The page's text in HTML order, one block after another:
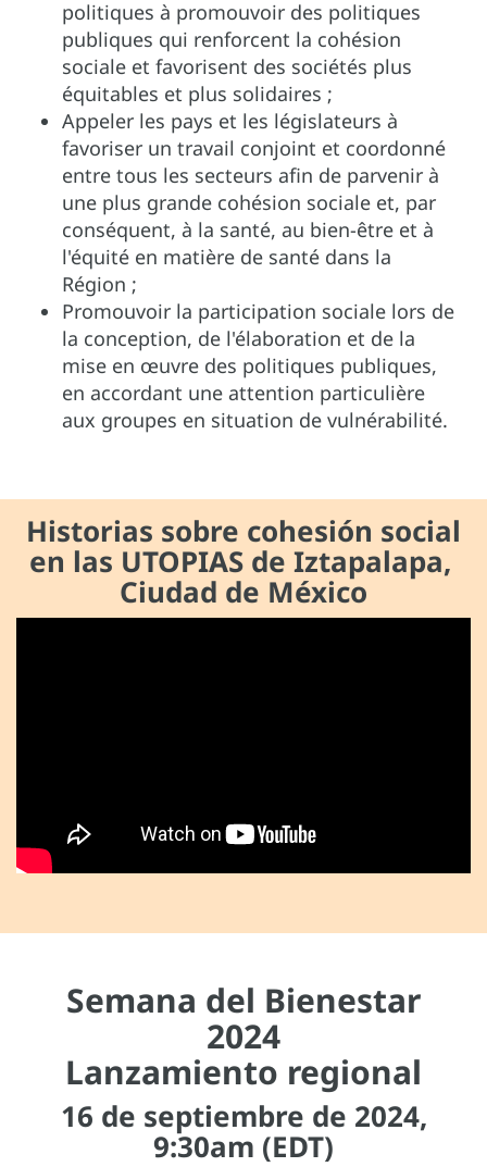
politiques à promouvoir des politiques
publiques qui renforcent la cohésion
sociale et favorisent des sociétés plus
équitables et plus solidaires ;
Appeler les pays et les législateurs à
favoriser un travail conjoint et coordonné
entre tous les secteurs afin de parvenir à
une plus grande cohésion sociale et, par
conséquent, à la santé, au bien-être et à
l'équité en matière de santé dans la
Région ;
Promouvoir la participation sociale lors de
la conception, de l'élaboration et de la
mise en œuvre des politiques publiques,
en accordant une attention particulière
aux groupes en situation de vulnérabilité.
Historias sobre cohesión social
en las UTOPIAS de Iztapalapa,
Ciudad de México
Semana del Bienestar
2024
Lanzamiento regional
16 de septiembre de 2024,
9:30am (EDT)